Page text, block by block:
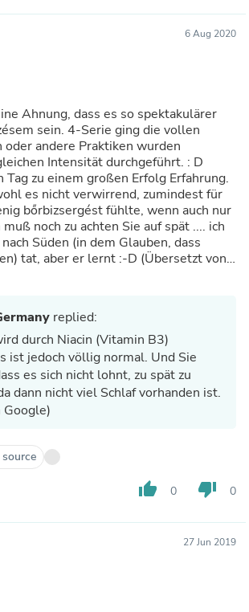
6 Aug 2020
Ahnung, dass es so spektakulärer
sein. 4-Serie ging die vollen
oder andere Praktiken wurden
Intensität durchgeführt. : D
Tag zu einem großen Erfolg Erfahrung.
es nicht verwirrend, zumindest für
bőrbizsergést fühlte, wenn auch nur
noch zu achten Sie auf spät .... ich
Süden (in dem Glauben, dass
tat, aber er lernt :-D (Übersetzt von
replied:
durch Niacin (Vitamin B3)
ist jedoch völlig normal. Und Sie
es sich nicht lohnt, zu spät zu
dann nicht viel Schlaf vorhanden ist.
thumb_up 0 thumb_down 0
27 Jun 2019